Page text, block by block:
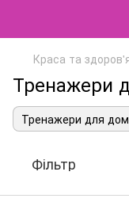
Краса та
Тренажери
Тренажери для
Фільтр